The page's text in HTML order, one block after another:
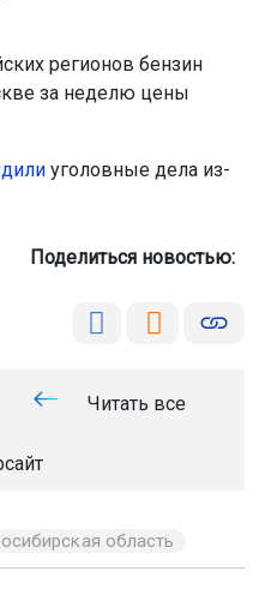
регионов бензин
за неделю цены
уголовные дела из-
Поделиться новостью:
Читать все
область